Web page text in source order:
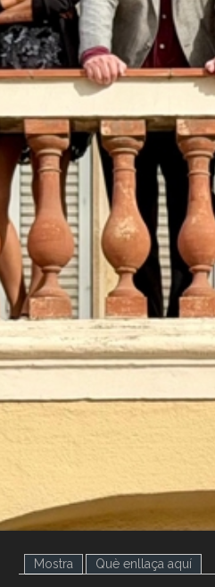
Mostra (pestanya activa)
Què enllaça aquí